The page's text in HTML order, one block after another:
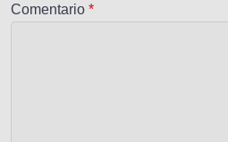
Comentario *